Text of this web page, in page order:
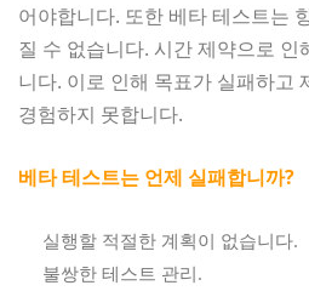
어야합니다. 또한 베타 테스트는
질 수 없습니다. 시간 제약으로
니다. 이로 인해 목표가 실패하고
경험하지 못합니다.
베타 테스트는 언제 실패합니까?
실행할 적절한 계획이 없습니다.
불쌍한 테스트 관리.